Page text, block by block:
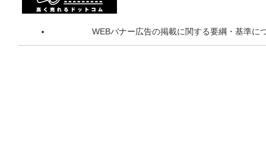
WEBバナー広告の掲載に関する要綱・基準に